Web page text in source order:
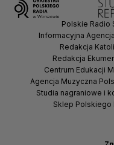
Polskie Radio
Informacyjna
Redakcja
Redakcja
Centrum Edukacji
Agencja Muzyczna
Studia nagraniowe i
Sklep Polskiego